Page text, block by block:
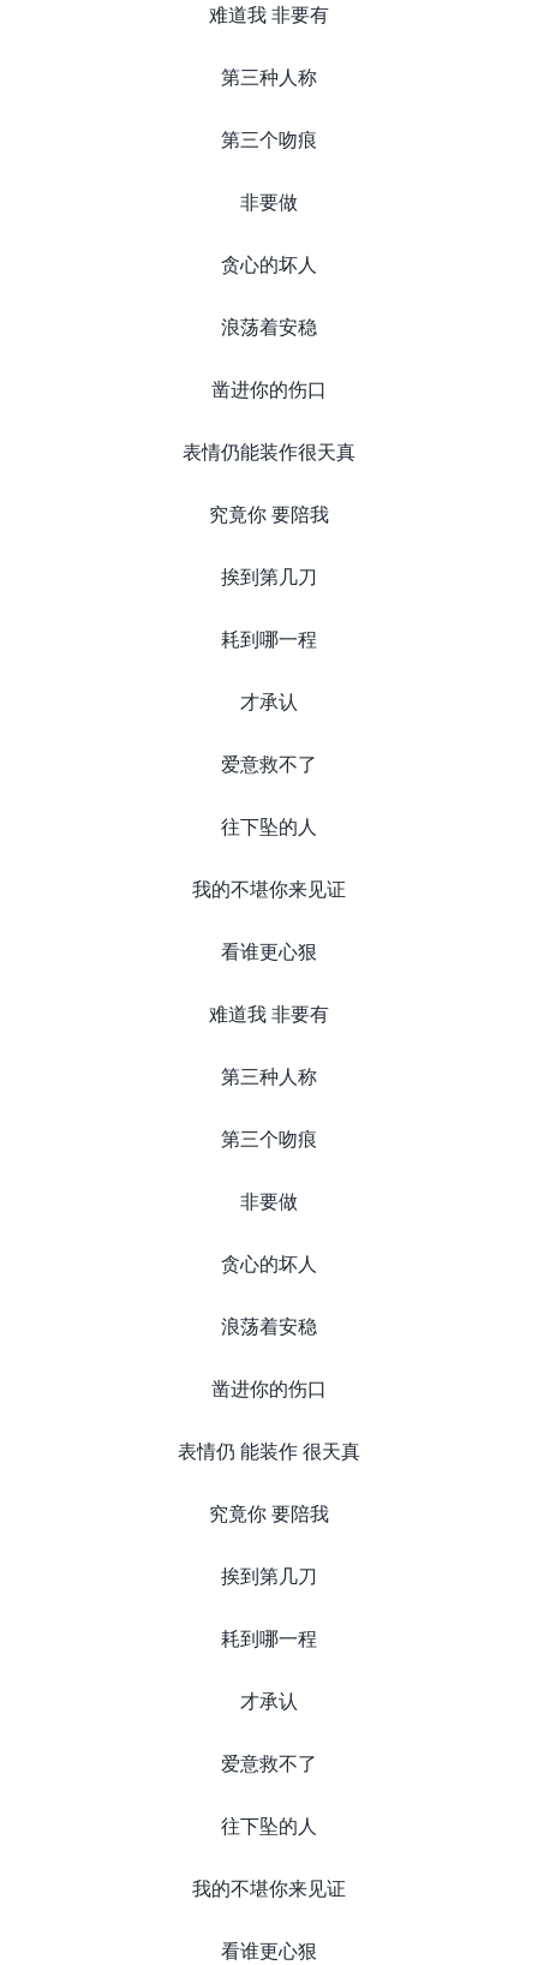
难道我 非要有
第三种人称
第三个吻痕
非要做
贪心的坏人
浪荡着安稳
凿进你的伤口
表情仍能装作很天真
究竟你 要陪我
挨到第几刀
耗到哪一程
才承认
爱意救不了
往下坠的人
我的不堪你来见证
看谁更心狠
难道我 非要有
第三种人称
第三个吻痕
非要做
贪心的坏人
浪荡着安稳
凿进你的伤口
表情仍 能装作 很天真
究竟你 要陪我
挨到第几刀
耗到哪一程
才承认
爱意救不了
往下坠的人
我的不堪你来见证
看谁更心狠